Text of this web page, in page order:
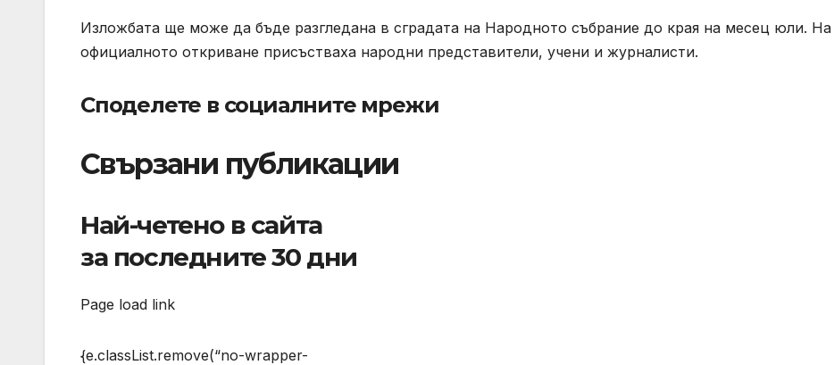
Изложбата ще може да бъде разгледана в сградата на Народното събрание до края на месец юли. На
официалното откриване присъстваха народни представители, учени и журналисти.
Споделете в социалните мрежи
Свързани публикации
Най-четено в сайта
за последните 30 дни
Page load link
{e.classList.remove(“no-wrapper-